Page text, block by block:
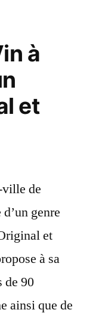
à
et
ville de
genre
et
à sa
de 90
ainsi que de